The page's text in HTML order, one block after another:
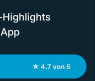
★ 4.7 von 5